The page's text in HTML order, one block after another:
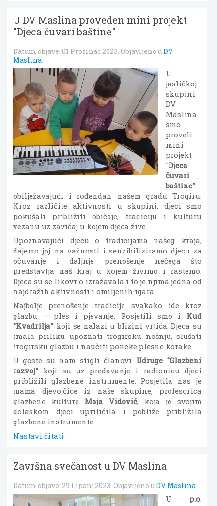
U DV Maslina proveden mini projekt
"Djeca čuvari baštine"
Datum objave: 01 Prosinac 2023. Objavljeno uDV
Maslina
U
jasličkoj
skupini
DV
Maslina
smo
proveli
mini
projekt
"Djeca
čuvari
baštine"
obilježavajući i rođendan našem gradu Trogiru.
Kroz različite aktivnosti u skupini, djeci smo
pokušali približiti običaje, tradiciju i kulturu
vezanu uz zavičaj u kojem djeca žive.
Upoznavajući djecu o tradicijama našeg kraja,
dajemo joj na važnosti i senzibiliziramo djecu za
očuvanje i daljnje prenošenje nečega što
predstavlja naš kraj u kojem živimo i rastemo.
Djeca su se likovno izražavala i to je njima jedna od
najdražih aktivnosti i omiljenih igara.
Najbolje prenošenje tradicije svakako ide kroz
glazbu – ples i pjevanje. Posjetili smo i Kud
"Kvadrilja" koji se nalazi u blizini vrtića. Djeca su
imala priliku upoznati trogirsku nošnju, slušati
trogirsku glazbu i naučiti poneke plesne korake.
U goste su nam stigli članovi Udruge "Glazbeni
razvoj" koji su uz predavanje i radionicu djeci
približili glazbene instrumente. Posjetila nas je
mama djevojčice iz naše skupine, profesorica
glazbene kulture Maja Vidović, koja je svojim
dolaskom djeci upriličila i pobliže približila
glazbene instrumente.
Nastavi čitati
Završna svečanost u DV Maslina
Datum objave: 29 Lipanj 2023. Objavljeno uDV Maslina
U p.o.